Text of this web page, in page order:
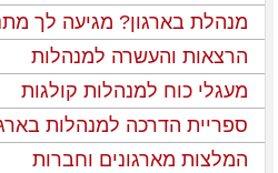
מנהלת בארגון? מגיעה לך
הרצאות והעשרה למנהלות
מעגלי כוח למנהלות קולגות
ספריית הדרכה למנהלות
המלצות מארגונים וחברות